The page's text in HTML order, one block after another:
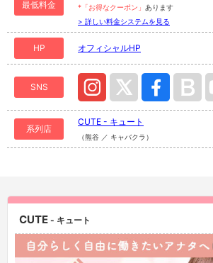
最低料金 *「お得なクーポン」 あります
> 詳しい料金システムを見る
HP オフィシャルHP
SNS
系列店
CUTE - キュート
（熊谷 ／ キャバクラ）
CUTE - キュート